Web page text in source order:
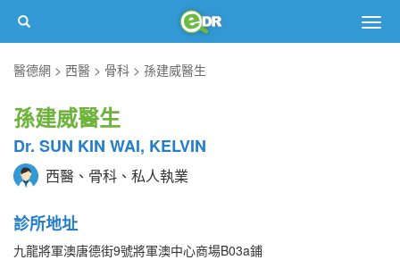
醫德網
西醫 骨科 孫建威醫生
孫建威醫生
Dr. SUN KIN WAI, KELVIN
西醫、骨科、私人執業
診所地址
九龍將軍澳唐德街9號將軍澳中心商場B03a鋪